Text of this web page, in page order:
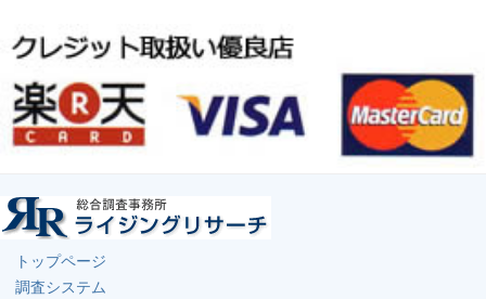
トップページ
調査システム